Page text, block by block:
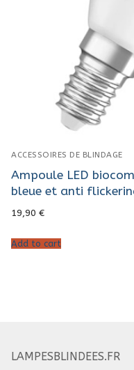
ACCESSOIRES DE BLINDAGE
Ampoule LED
bleue et anti
19,90 €
Add to cart
LAMPESBLINDEES.FR